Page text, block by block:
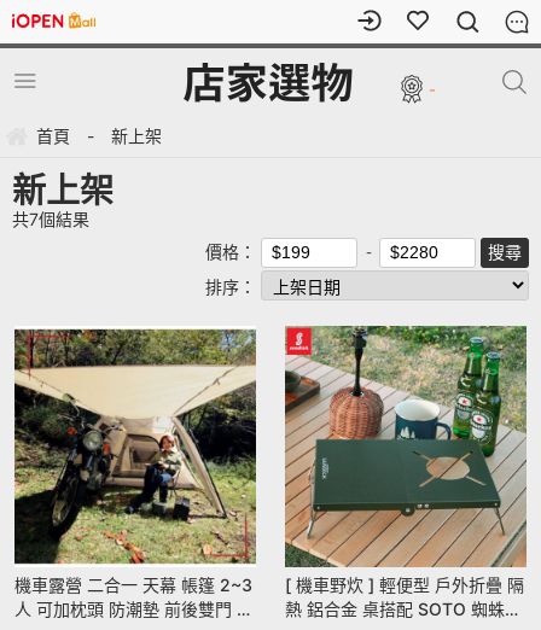
-
首頁 - 新上架
新上架
共7個結果
價格：
排序：
機車露營 二合一 天幕 帳篷 2~3
人 可加枕頭 防潮墊 前後雙門 左
[ 機車野炊 ] 輕便型 戶外折疊 隔
熱 鋁合金 桌搭配 SOTO 蜘蛛爐